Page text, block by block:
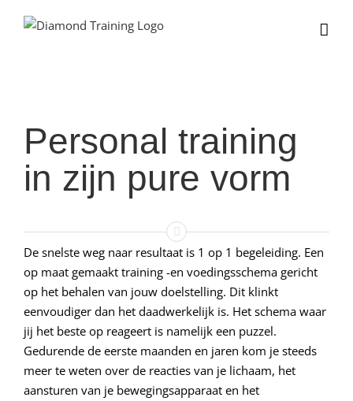
Personal training
in zijn pure vorm
De snelste weg naar resultaat is 1 op 1 begeleiding. Een
op maat gemaakt training -en voedingsschema gericht
op het behalen van jouw doelstelling. Dit klinkt
eenvoudiger dan het daadwerkelijk is. Het schema waar
jij het beste op reageert is namelijk een puzzel.
Gedurende de eerste maanden en jaren kom je steeds
meer te weten over de reacties van je lichaam, het
aansturen van je bewegingsapparaat en het